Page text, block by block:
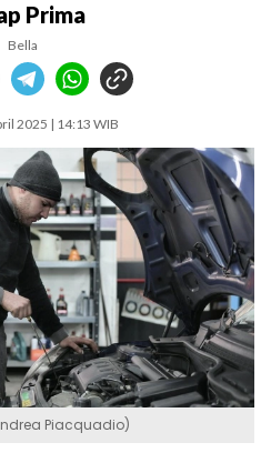
Prima
Bella
2025 | 14:13 WIB
Piacquadio)